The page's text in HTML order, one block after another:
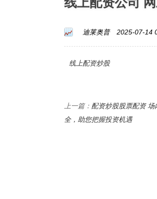
迪莱奥普 2025-07-14
线上配资炒股
上一篇： 配资炒股股票配资
全，助您把握投资机遇